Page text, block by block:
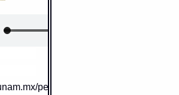
personaje/387_764v_02